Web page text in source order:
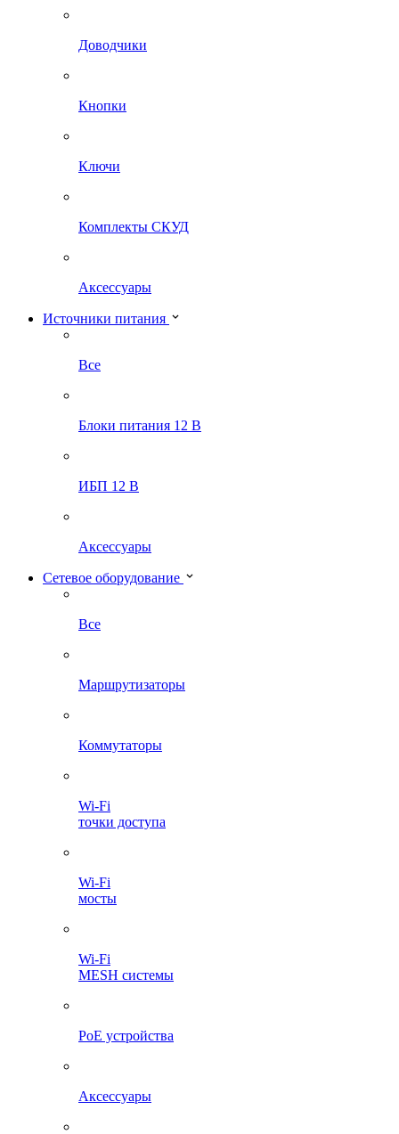
Доводчики
Кнопки
Ключи
Комплекты СКУД
Аксессуары
Источники питания
Все
Блоки питания 12 В
ИБП 12 В
Аксессуары
Сетевое оборудование
Все
Маршрутизаторы
Коммутаторы
Wi-Fi
точки доступа
Wi-Fi
мосты
Wi-Fi
MESH системы
PoE устройства
Аксессуары